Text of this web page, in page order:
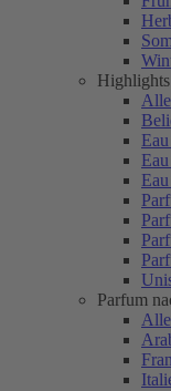
Highlights
Parfum